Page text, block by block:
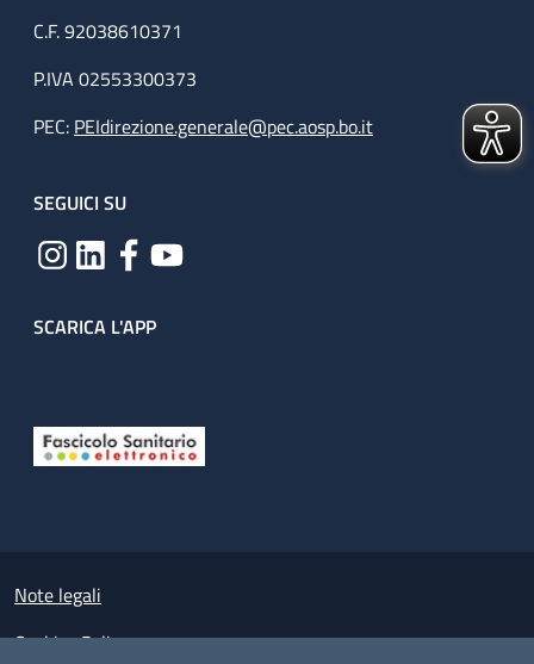
C.F. 92038610371
P.IVA 02553300373
PEC: PEIdirezione.generale@pec.aosp.bo.it
SEGUICI SU
SCARICA L'APP
Small prints
Note legali
Cookies Policy